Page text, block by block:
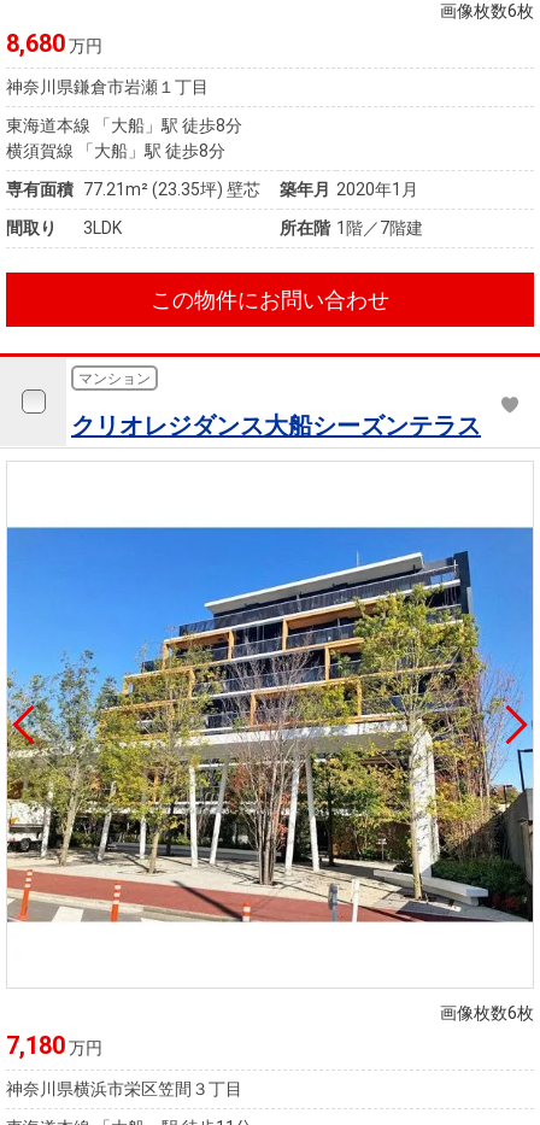
画像枚数6枚
8,680万円
神奈川県鎌倉市岩瀬１丁目
東海道本線 「大船」駅 徒歩8分
横須賀線 「大船」駅 徒歩8分
専有面積 77.21m²(23.35坪) 壁芯 築年月 2020年1月
間取り
3LDK 所在階 1階／7階建
この物件にお問い合わせ
マンション
クリオレジダンス大船シーズンテラス
画像枚数6枚
7,180万円
神奈川県横浜市栄区笠間３丁目